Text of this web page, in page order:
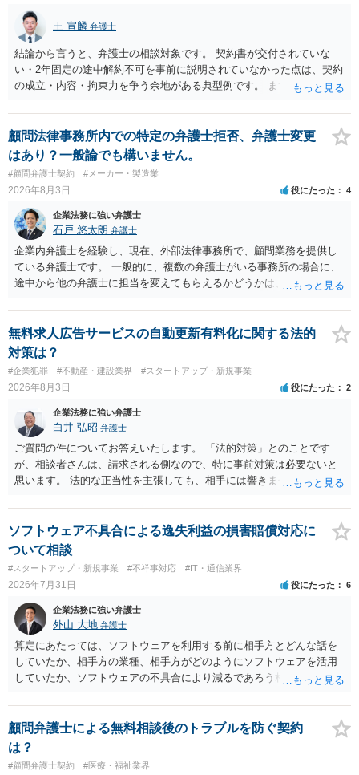
王 宣麟 弁護士
結論から言うと、弁護士の相談対象です。 契約書が交付されていな
い・2年固定の途中解約不可を事前に説明されていなかった点は、契約
の成立・内容・拘束力を争う余地がある典型例です。 まずは、運営と
みてはいかがでしょうか。 また同時並行で（もしまだされていないの
であれば）書面で退所意思の明確化はしておくべきだと考えます。
顧問法律事務所内での特定の弁護士拒否、弁護士変更
はあり？一般論でも構いません。
#顧問弁護士契約 #メーカー・製造業
2026年8月3日 役にたった 4
企業法務に強い弁護士
石戸 悠太朗 弁護士
企業内弁護士を経験し、現在、外部法律事務所で、顧問業務を提供し
ている弁護士です。 一般的に、複数の弁護士がいる事務所の場合に、
途中から他の弁護士に担当を変えてもらえるかどうかは、当該事務所
が不満を抱いている弁護士を担当にすることは望ましくないため、別
の弁護士に変更するのが通常でしょう。それでも、担当弁護士を変え
てくれない場合は、他の弁護士の担当案件が一般で担当を変えられな
いなどの事情があるかと思います。 担当弁護士が変わらず、仕事内容
も改善されない場合には、決済権限を持つ上司に相談し、顧問契約自
体を見直すのが一番かと思います。
無料求人広告サービスの自動更新有料化に関する法的
対策は？
#企業犯罪 #不動産・建設業界 #スタートアップ・新規事業
2026年8月3日 役にたった 2
企業法務に強い弁護士
白井 弘昭 弁護士
ご質問の件についてお答えいたします。 「法的対策」とのことです
が、相談者さんは、請求される側なので、特に事前対策は必要ないと
思います。 法的な正当性を主張しても、相手には響きません。そもそ
的手段として裁判（おそらく少額訴訟）をするかどうかの問題ですの
で、訴訟を提起してきたら粛々と対応することになります。 少額訴訟
は、１人（１社）年間１０回までしかできないので、こちらが毅然と
支払いを拒否すれば、少額訴訟を提起する可能性は、低いものと思わ
れます。 ただ、裁判を東京などの遠隔地で起こされますと、対応する
だけで費用がかかりますので、難しいところです。 当事者での対応で
すと、押し負けて支払うかもと考えますので、弁護士に依頼するなど
して対応をすれば、より裁判をしてくる可能性は減りますが、当然費
用がかかります。 毅然と拒否して後は裁判するならしてくださいの対
応、弁護士に依頼して同様の対応、裁判してきたら、従業員にて粛々
と対応のどれかを選択することになります。 以上、ご参考まで。
ソフトウェア不具合による逸失利益の損害賠償対応に
ついて相談
#スタートアップ・新規事業 #不祥事対応 #IT・通信業界
2026年7月31日 役にたった 6
企業法務に強い弁護士
外山 大地 弁護士
算定にあたっては、ソフトウェアを利用する前に相手方とどんな話を
していたか、相手方の業種、相手方がどのようにソフトウェアを活用
していたか、ソフトウェアの不具合により減るであろう相手方の将来
ます。 すでに王先生からも回答されている通り、最寄りの弁護士に相
談されることをお勧めします。
顧問弁護士による無料相談後のトラブルを防ぐ契約
は？
#顧問弁護士契約 #医療・福祉業界